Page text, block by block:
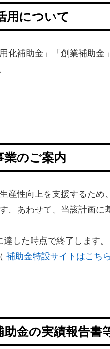
用について
補助金」「創業補助金
業のご案内
産性向上を支援するため
。あわせて、当該計画に
した時点で終了します。
補助金特設サイトはこちら
助金の実績報告書